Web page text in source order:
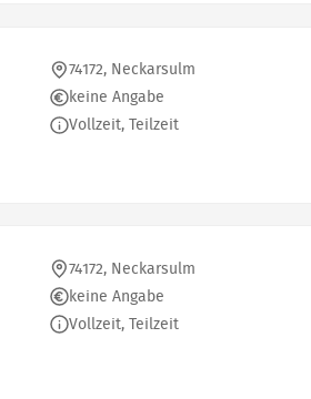
74172, Neckarsulm
keine Angabe
Vollzeit, Teilzeit
74172, Neckarsulm
keine Angabe
Vollzeit, Teilzeit